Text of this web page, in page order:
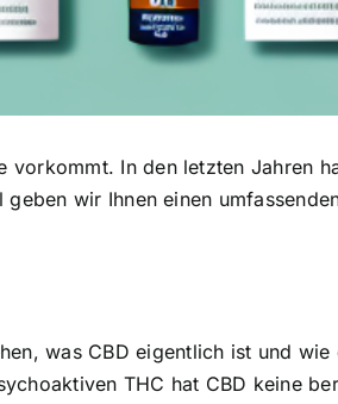
In den letzten Jahren
wir Ihnen einen
was CBD eigentlich ist und
THC hat CBD keine